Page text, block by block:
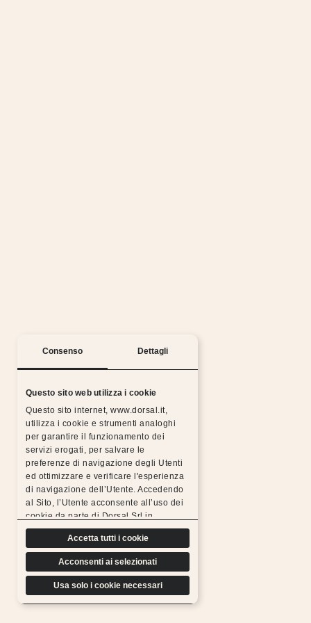
Consenso Dettagli
Questo sito web utilizza i cookie
Questo sito internet, www.dorsal.it,
utilizza i cookie e strumenti analoghi
per garantire il funzionamento dei
servizi erogati, per salvare le
preferenze di navigazione degli Utenti
ed ottimizzare e verificare l'esperienza
di navigazione dell’Utente. Accedendo
al Sito, l’Utente acconsente all’uso dei
cookie da parte di Dorsal Srl in
conformità a quanto previsto di seguito.
Accetta tutti i cookie
Acconsenti ai selezionati
Usa solo i cookie necessari
Silent nights with the Dorsal warranty
All Dorsal products are made from chosen,
resistant, durable materials and subjected to rigorous
tests, which is why we can
offer a free extended warranty.
Find out more